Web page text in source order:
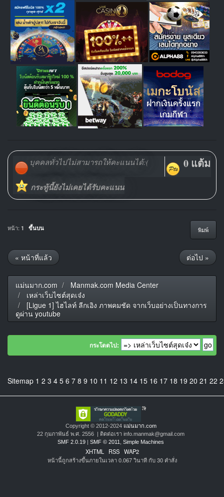
บุคคลทั่วไปไม่สามารถให้คะแนนได้:( 0 แต้ม
กระทู้นี้ยังไม่เคยได้รับคะแนน
พิมพ์
หน้า: 1 ขึ้นบน
« หน้าที่แล้ว ต่อไป »
แม่นมาก.com
Manmak.com Media Center
เหล่าเว็บไซต์สุดเจ๋ง
[Ligue 1] ไฮไลท์ ลีกเอิง ภาพคมชัด จากเว็บอย่างเป็นทางการ
ดูผ่าน youtube
กระโดดไป:
Sitemap 1 2 3 4 5 6 7 8 9 10 11 12 13 14 15 16 17 18 19 20 21 22
Copyright © 2012-2024 แม่นมาก.com
22 กุมภาพันธ์ พ.ศ. 2556 | ติดต่อเรา info.manmak@gmail.com
SMF 2.0.19 | SMF © 2011 Simple Machines
XHTML RSS WAP2
หน้านี้ถูกสร้างขึ้นภายในเวลา 0.067 วินาที กับ 30 คำสั่ง